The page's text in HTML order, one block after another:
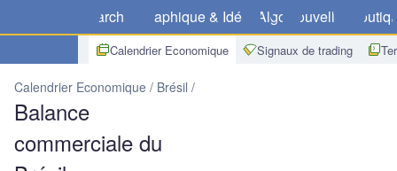
Marchés Graphique & Idées Algo Nouvelles
Calendrier Economique Signaux de trading
Calendrier Economique Brésil
Balance
commerciale du